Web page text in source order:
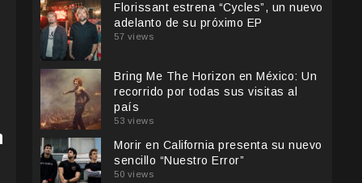
Florissant estrena “Cycles”, un nuevo
adelanto de su próximo EP
57 views
Bring Me The Horizon en México: Un
recorrido por todas sus visitas al
país
53 views
Morir en California presenta su nuevo
sencillo “Nuestro Error”
50 views